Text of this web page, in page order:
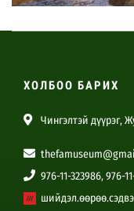
ХОЛБОО БАРИХ
Чингэлтэй дүүрэг,
976-11-323986, 976-